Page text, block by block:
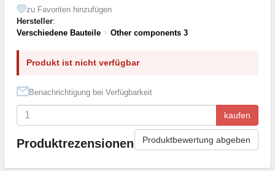
zu Favoriten hinzufügen
Hersteller:
Verschiedene Bauteile > Other components 3
Produkt ist nicht verfügbar
Benachrichtigung bei Verfügbarkeit
kaufen
Produktrezensionen Produktbewertung abgeben